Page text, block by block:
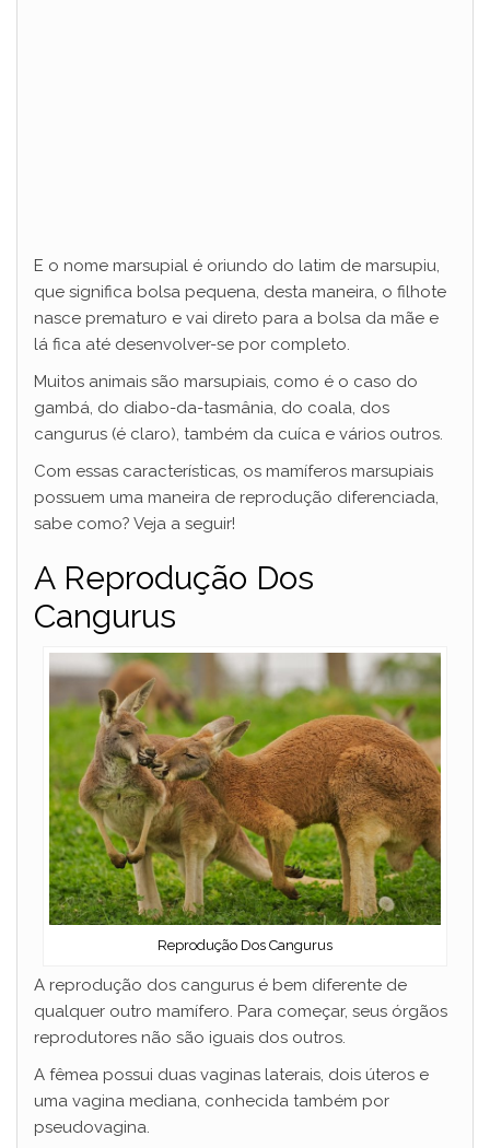
E o nome marsupial é oriundo do latim de marsupiu,
que significa bolsa pequena, desta maneira, o filhote
nasce prematuro e vai direto para a bolsa da mãe e
lá fica até desenvolver-se por completo.
Muitos animais são marsupiais, como é o caso do
gambá, do diabo-da-tasmânia, do coala, dos
cangurus (é claro), também da cuíca e vários outros.
Com essas características, os mamíferos marsupiais
possuem uma maneira de reprodução diferenciada,
sabe como? Veja a seguir!
A Reprodução Dos
Cangurus
Reprodução Dos Cangurus
A reprodução dos cangurus é bem diferente de
qualquer outro mamífero. Para começar, seus órgãos
reprodutores não são iguais dos outros.
A fêmea possui duas vaginas laterais, dois úteros e
uma vagina mediana, conhecida também por
pseudovagina.